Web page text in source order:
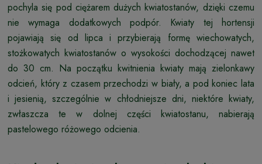
pochyla się pod ciężarem dużych kwiatostanów, dzięki czemu
nie wymaga dodatkowych podpór. Kwiaty tej hortensji
pojawiają się od lipca i przybierają formę wiechowatych,
stożkowatych kwiatostanów o wysokości dochodzącej nawet
do 30 cm. Na początku kwitnienia kwiaty mają zielonkawy
odcień, który z czasem przechodzi w biały, a pod koniec lata
i jesienią, szczególnie w chłodniejsze dni, niektóre kwiaty,
zwłaszcza te w dolnej części kwiatostanu, nabierają
pastelowego różowego odcienia.